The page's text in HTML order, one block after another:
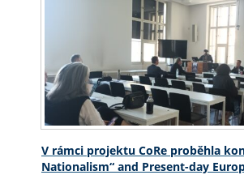
V rámci projektu CoRe proběhla
Nationalism“ and Present-day